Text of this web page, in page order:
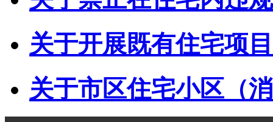
关于开展既有住宅项
关于市区住宅小区（